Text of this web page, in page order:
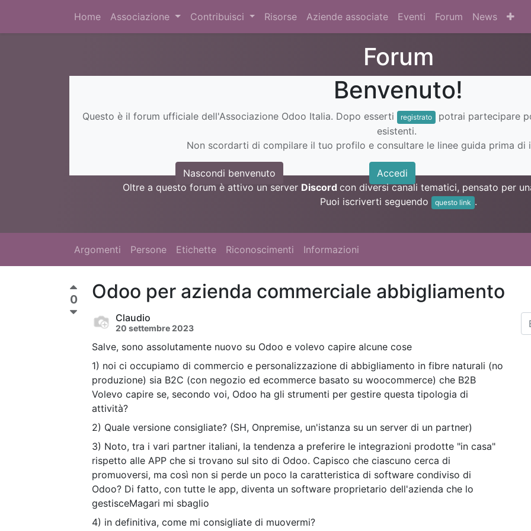
Home Associazione Contribuisci Risorse Aziende associate Eventi Forum News
Forum
Benvenuto!
Questo è il forum ufficiale dell'Associazione Odoo Italia. Dopo esserti registrato
potrai partecipare
esistenti.
Non scordarti di compilare il tuo profilo e consultare le linee guida prima di
Nascondi benvenuto Accedi
Oltre a questo forum è attivo un server Discord con diversi canali tematici, pensato per
Puoi iscriverti seguendo
questo link .
Argomenti Persone Etichette Riconoscimenti Informazioni
0 Odoo per azienda commerciale abbigliamento
Claudio
20 settembre 2023
Salve, sono assolutamente nuovo su Odoo e volevo capire alcune cose
1) noi ci occupiamo di commercio e personalizzazione di abbigliamento in fibre naturali (no
produzione) sia B2C (con negozio ed ecommerce basato su woocommerce) che B2B
Volevo capire se, secondo voi, Odoo ha gli strumenti per gestire questa tipologia di
attività?
2) Quale versione consigliate? (SH, Onpremise, un'istanza su un server di un partner)
3) Noto, tra i vari partner italiani, la tendenza a preferire le integrazioni prodotte "in casa"
rispetto alle APP che si trovano sul sito di Odoo. Capisco che ciascuno cerca di
promuoversi, ma così non si perde un poco la caratteristica di software condiviso di
Odoo? Di fatto, con tutte le app, diventa un software proprietario dell'azienda che lo
gestisceMagari mi sbaglio
4) in definitiva, come mi consigliate di muovermi?